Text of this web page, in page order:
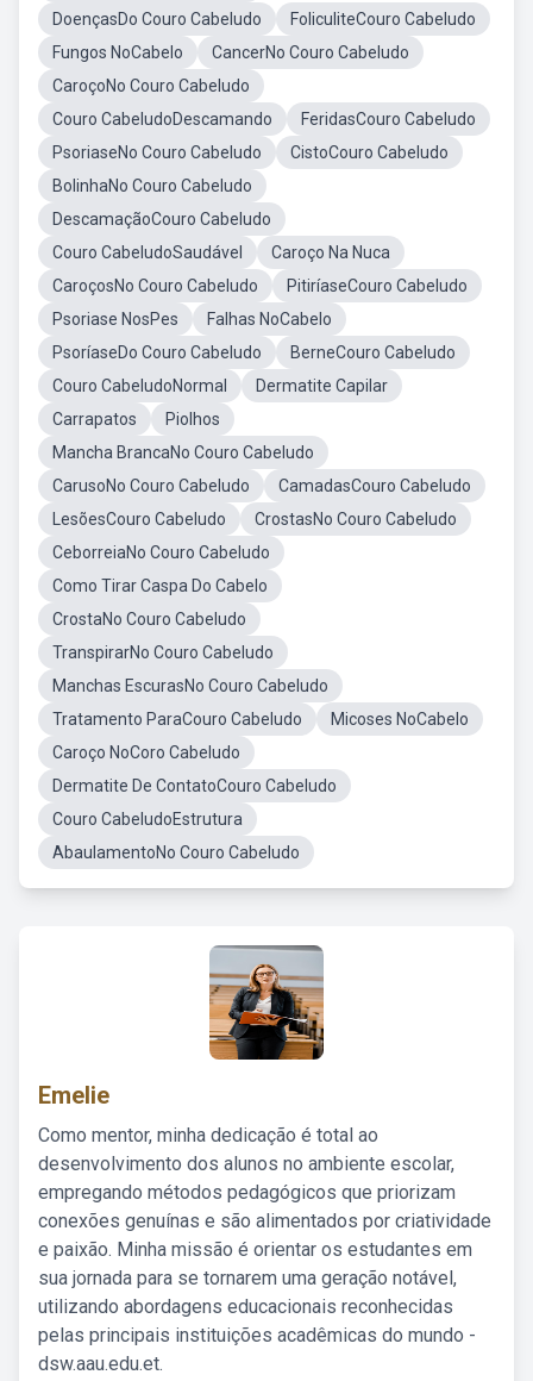
DoençasDo Couro Cabeludo
FoliculiteCouro Cabeludo
Fungos NoCabelo
CancerNo Couro Cabeludo
CaroçoNo Couro Cabeludo
Couro CabeludoDescamando
FeridasCouro Cabeludo
PsoriaseNo Couro Cabeludo
CistoCouro Cabeludo
BolinhaNo Couro Cabeludo
DescamaçãoCouro Cabeludo
Couro CabeludoSaudável
Caroço Na Nuca
CaroçosNo Couro Cabeludo
PitiríaseCouro Cabeludo
Psoriase NosPes
Falhas NoCabelo
PsoríaseDo Couro Cabeludo
BerneCouro Cabeludo
Couro CabeludoNormal
Dermatite Capilar
Carrapatos
Piolhos
Mancha BrancaNo Couro Cabeludo
CarusoNo Couro Cabeludo
CamadasCouro Cabeludo
LesõesCouro Cabeludo
CrostasNo Couro Cabeludo
CeborreiaNo Couro Cabeludo
Como Tirar Caspa Do Cabelo
CrostaNo Couro Cabeludo
TranspirarNo Couro Cabeludo
Manchas EscurasNo Couro Cabeludo
Tratamento ParaCouro Cabeludo
Micoses NoCabelo
Caroço NoCoro Cabeludo
Dermatite De ContatoCouro Cabeludo
Couro CabeludoEstrutura
AbaulamentoNo Couro Cabeludo
Emelie
Como mentor, minha dedicação é total ao
desenvolvimento dos alunos no ambiente escolar,
empregando métodos pedagógicos que priorizam
conexões genuínas e são alimentados por criatividade
e paixão. Minha missão é orientar os estudantes em
sua jornada para se tornarem uma geração notável,
utilizando abordagens educacionais reconhecidas
pelas principais instituições acadêmicas do mundo -
dsw.aau.edu.et.